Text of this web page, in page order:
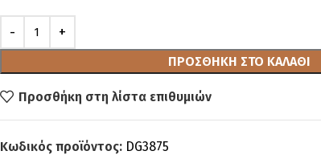
ΠΡΟΣΘΉΚΗ ΣΤΟ ΚΑΛΆΘΙ
Προσθήκη στη λίστα επιθυμιών
Κωδικός προϊόντος: DG3875